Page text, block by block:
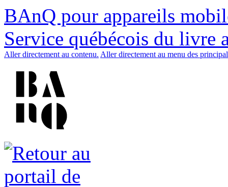
BAnQ pour appareils
Service québécois du livre
Aller directement au contenu. Aller directement au menu des